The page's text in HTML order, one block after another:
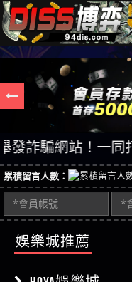
網站！一同打擊
累積留言人數：
娛樂城推薦